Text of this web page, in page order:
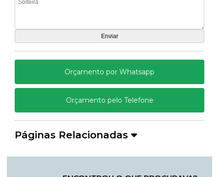
Orçamento por Whatsapp
Orçamento pelo Telefone
Páginas Relacionadas